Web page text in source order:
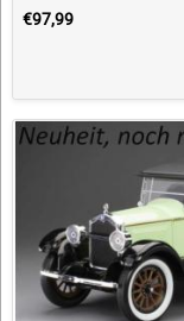
€97,99